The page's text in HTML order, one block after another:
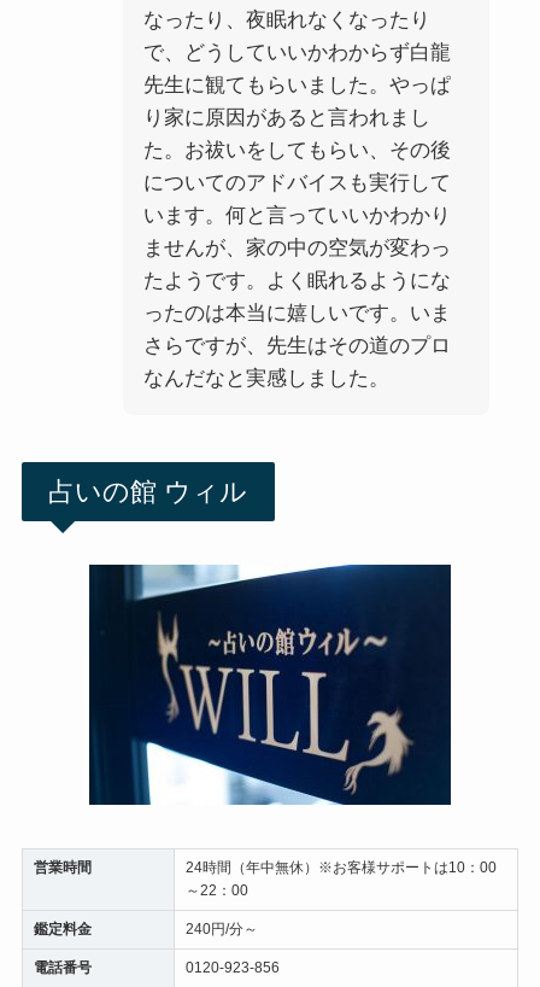
なったり、夜眠れなくなったり
で、どうしていいかわからず白龍
先生に観てもらいました。やっぱ
り家に原因があると言われまし
た。お祓いをしてもらい、その後
についてのアドバイスも実行して
います。何と言っていいかわかり
ませんが、家の中の空気が変わっ
たようです。よく眠れるようにな
ったのは本当に嬉しいです。いま
さらですが、先生はその道のプロ
なんだなと実感しました。
占いの館 ウィル
営業時間
24時間（年中無休）※お客様サポートは10：00
～22：00
鑑定料金 240円/分～
電話番号 0120-923-856